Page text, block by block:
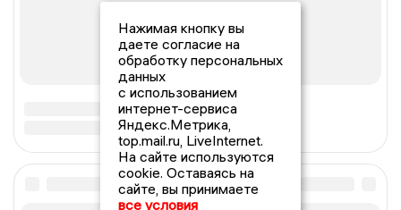
Нажимая кнопку вы
даете согласие на
обработку персональных
данных
с использованием
интернет-сервиса
Яндекс.Метрика,
top.mail.ru, LiveInternet.
На сайте используются
cookie. Оставаясь на
сайте, вы принимаете
все условия